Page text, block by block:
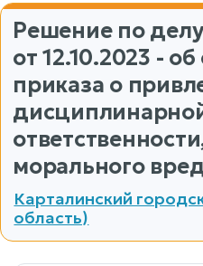
Решение по
от 12.10.2023 -
приказа о
морального
Карталинский
область)